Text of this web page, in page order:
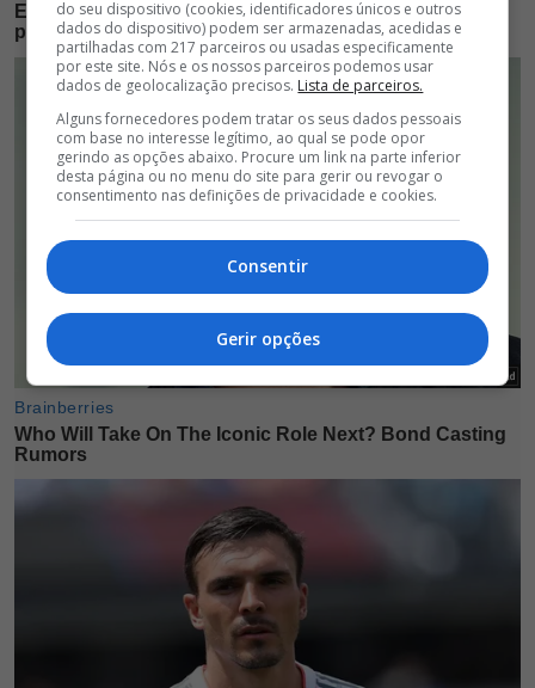
do seu dispositivo (cookies, identificadores únicos e outros
dados do dispositivo) podem ser armazenadas, acedidas e
partilhadas com 217 parceiros ou usadas especificamente
por este site. Nós e os nossos parceiros podemos usar
dados de geolocalização precisos. Lista de parceiros.
Alguns fornecedores podem tratar os seus dados pessoais
com base no interesse legítimo, ao qual se pode opor
gerindo as opções abaixo. Procure um link na parte inferior
desta página ou no menu do site para gerir ou revogar o
consentimento nas definições de privacidade e cookies.
Consentir
Gerir opções